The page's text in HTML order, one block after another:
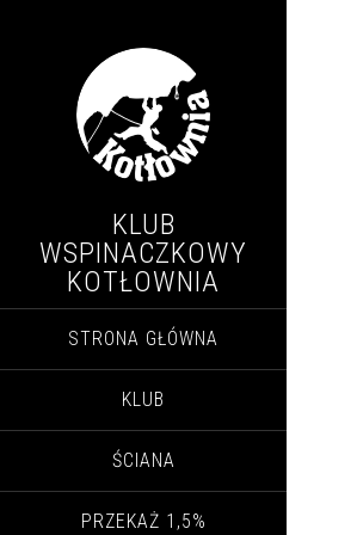
KLUB
WSPINACZKOWY
KOTŁOWNIA
STRONA GŁÓWNA
KLUB
ŚCIANA
PRZEKAŻ 1,5%